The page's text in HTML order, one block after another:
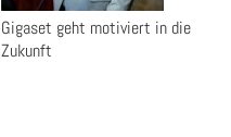
Gigaset geht motiviert in die
Zukunft